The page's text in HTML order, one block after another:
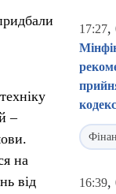
–
на
від
17:27,
16:39,